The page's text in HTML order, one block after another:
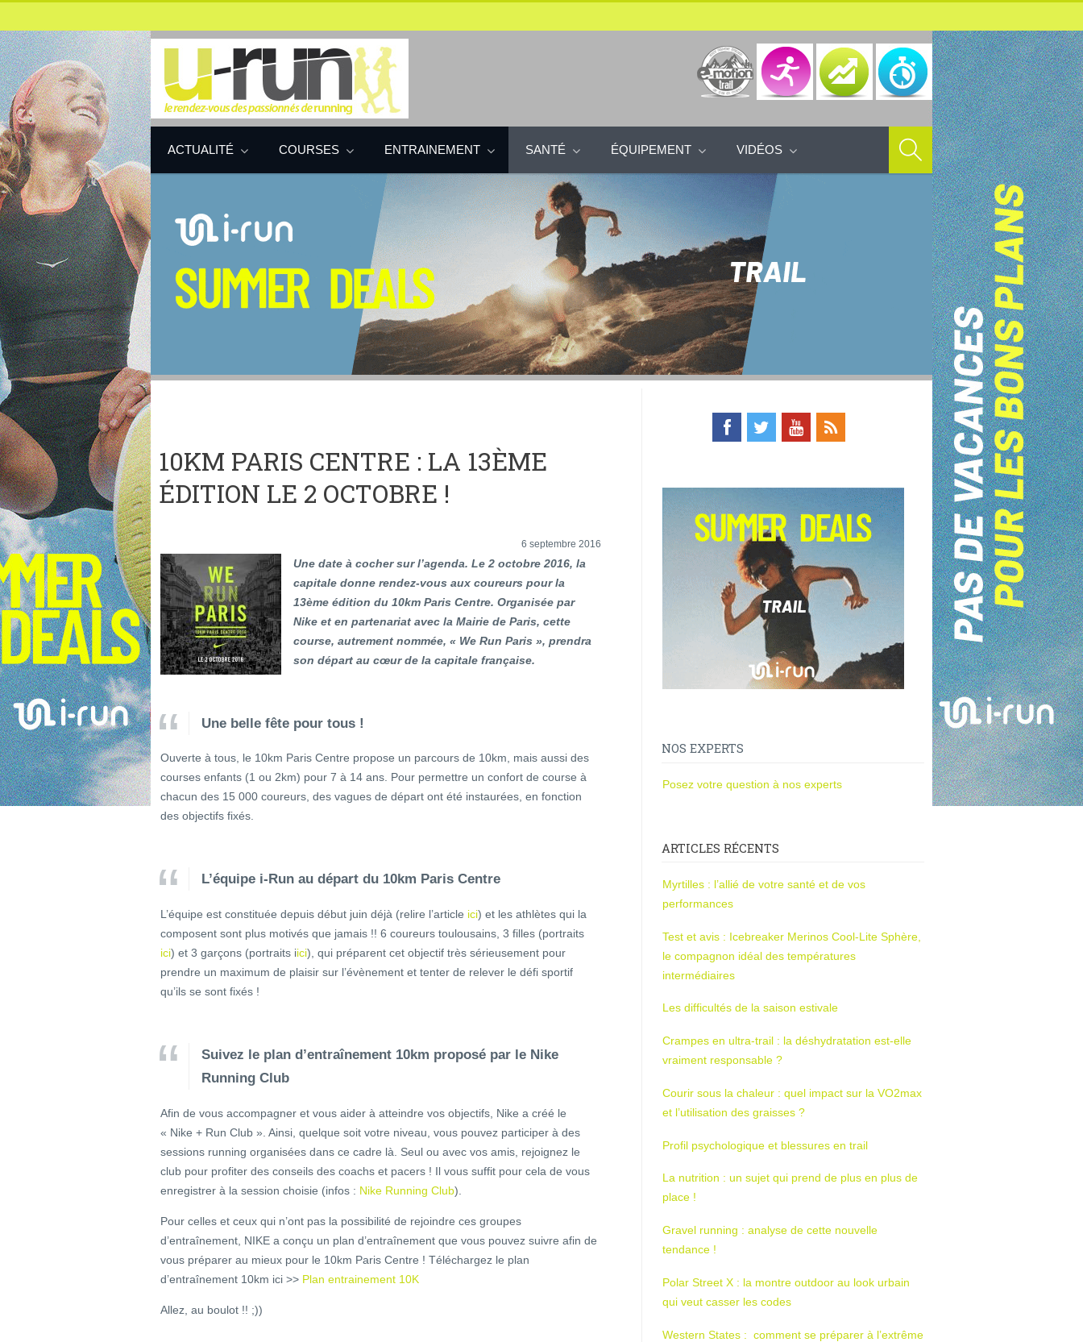
ACTUALITÉ COURSES ENTRAINEMENT SANTÉ ÉQUIPEMENT VIDÉOS
10KM PARIS CENTRE : LA 13ÈME
ÉDITION LE 2 OCTOBRE !
6 septembre 2016
Une date à cocher sur l’agenda. Le 2 octobre 2016, la
capitale donne rendez-vous aux coureurs pour la
13ème édition du 10km Paris Centre. Organisée par
Nike et en partenariat avec la Mairie de Paris, cette
course, autrement nommée, « We Run Paris », prendra
son départ au cœur de la capitale française.
Une belle fête pour tous !
Ouverte à tous, le 10km Paris Centre propose un parcours de 10km, mais aussi des
courses enfants (1 ou 2km) pour 7 à 14 ans. Pour permettre un confort de course à
chacun des 15 000 coureurs, des vagues de départ ont été instaurées, en fonction
des objectifs fixés.
L’équipe i-Run au départ du 10km Paris Centre
L’équipe est constituée depuis début juin déjà (relire l’article ici) et les athlètes qui la
composent sont plus motivés que jamais !! 6 coureurs toulousains, 3 filles (portraits
ici) et 3 garçons (portraits iici), qui préparent cet objectif très sérieusement pour
prendre un maximum de plaisir sur l’évènement et tenter de relever le défi sportif
qu’ils se sont fixés !
Suivez le plan d’entraînement 10km proposé par le Nike
Running Club
Afin de vous accompagner et vous aider à atteindre vos objectifs, Nike a créé le
« Nike + Run Club ». Ainsi, quelque soit votre niveau, vous pouvez participer à des
sessions running organisées dans ce cadre là. Seul ou avec vos amis, rejoignez le
club pour profiter des conseils des coachs et pacers ! Il vous suffit pour cela de vous
enregistrer à la session choisie (infos : Nike Running Club).
Pour celles et ceux qui n’ont pas la possibilité de rejoindre ces groupes
d’entraînement, NIKE a conçu un plan d’entraînement que vous pouvez suivre afin de
vous préparer au mieux pour le 10km Paris Centre ! Téléchargez le plan
d’entraînement 10km ici >> Plan entrainement 10K
Allez, au boulot !! ;))
NOS EXPERTS
Posez votre question à nos experts
ARTICLES RÉCENTS
Myrtilles : l’allié de votre santé et de vos
performances
Test et avis : Icebreaker Merinos Cool-Lite Sphère,
le compagnon idéal des températures
intermédiaires
Les difficultés de la saison estivale
Crampes en ultra-trail : la déshydratation est-elle
vraiment responsable ?
Courir sous la chaleur : quel impact sur la VO2max
et l’utilisation des graisses ?
Profil psychologique et blessures en trail
La nutrition : un sujet qui prend de plus en plus de
place !
Gravel running : analyse de cette nouvelle
tendance !
Polar Street X : la montre outdoor au look urbain
qui veut casser les codes
Western States : comment se préparer à l’extrême